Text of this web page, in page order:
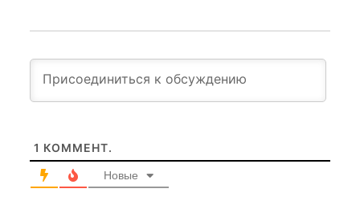
1 КОММЕНТ.
Новые